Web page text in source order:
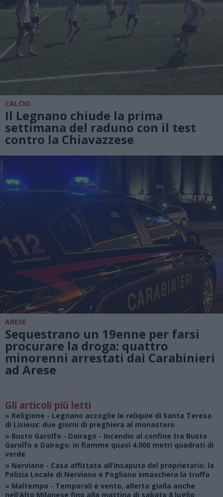
CALCIO
Il Legnano chiude la prima
settimana del raduno con il test
contro la Chiavazzese
ARESE
Sequestrano un 19enne per farsi
procurare la droga: quattro
minorenni arrestati dai Carabinieri
ad Arese
Gli articoli più letti
» Religione - Legnano accoglie le reliquie di Santa Teresa
di Lisieux: due giorni di preghiera al monastero
» Busto Garolfo - Dairago - Incendio al confine tra Busto
Garolfo e Dairago: in fiamme quasi 4.000 metri quadrati di
verde
» Nerviano - Casa affittata all’insaputa del proprietario: la
Polizia Locale di Nerviano e Pogliano smaschera la truffa
» Maltempo - Temporali e vento, allerta gialla anche
nell’Alto Milanese fino alla mattina di sabato 8 luglio